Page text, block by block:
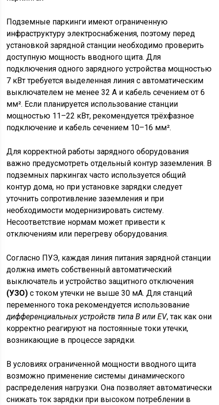
Подземные паркинги имеют ограниченную
инфраструктуру электроснабжения, поэтому перед
установкой зарядной станции необходимо проверить
доступную мощность вводного щита. Для
подключения одного зарядного устройства мощностью
7 кВт требуется выделенная линия с автоматическим
выключателем не менее 32 А и кабель сечением от 6
мм². Если планируется использование станции
мощностью 11–22 кВт, рекомендуется трёхфазное
подключение и кабель сечением 10–16 мм².
Для корректной работы зарядного оборудования
важно предусмотреть отдельный контур заземления. В
подземных паркингах часто используется общий
контур дома, но при установке зарядки следует
уточнить сопротивление заземления и при
необходимости модернизировать систему.
Несоответствие нормам может привести к
отключениям или перегреву оборудования.
Согласно ПУЭ, каждая линия питания зарядной станции
должна иметь собственный автоматический
выключатель и устройство защитного отключения
(УЗО) с током утечки не выше 30 мА. Для станций
переменного тока рекомендуется использование
дифференциальных устройств типа B или EV, так как они
корректно реагируют на постоянные токи утечки,
возникающие в процессе зарядки.
В условиях ограниченной мощности вводного щита
возможно применение системы динамического
распределения нагрузки. Она позволяет автоматически
снижать ток зарядки при высоком потреблении в